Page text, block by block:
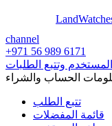
channel
+971 56 989 6171
وتتبع الطلبات
الحساب والشراء
تتبع الطلب
قائمة المفضلات